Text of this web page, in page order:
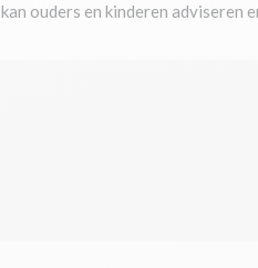
kan ouders en kinderen adviseren